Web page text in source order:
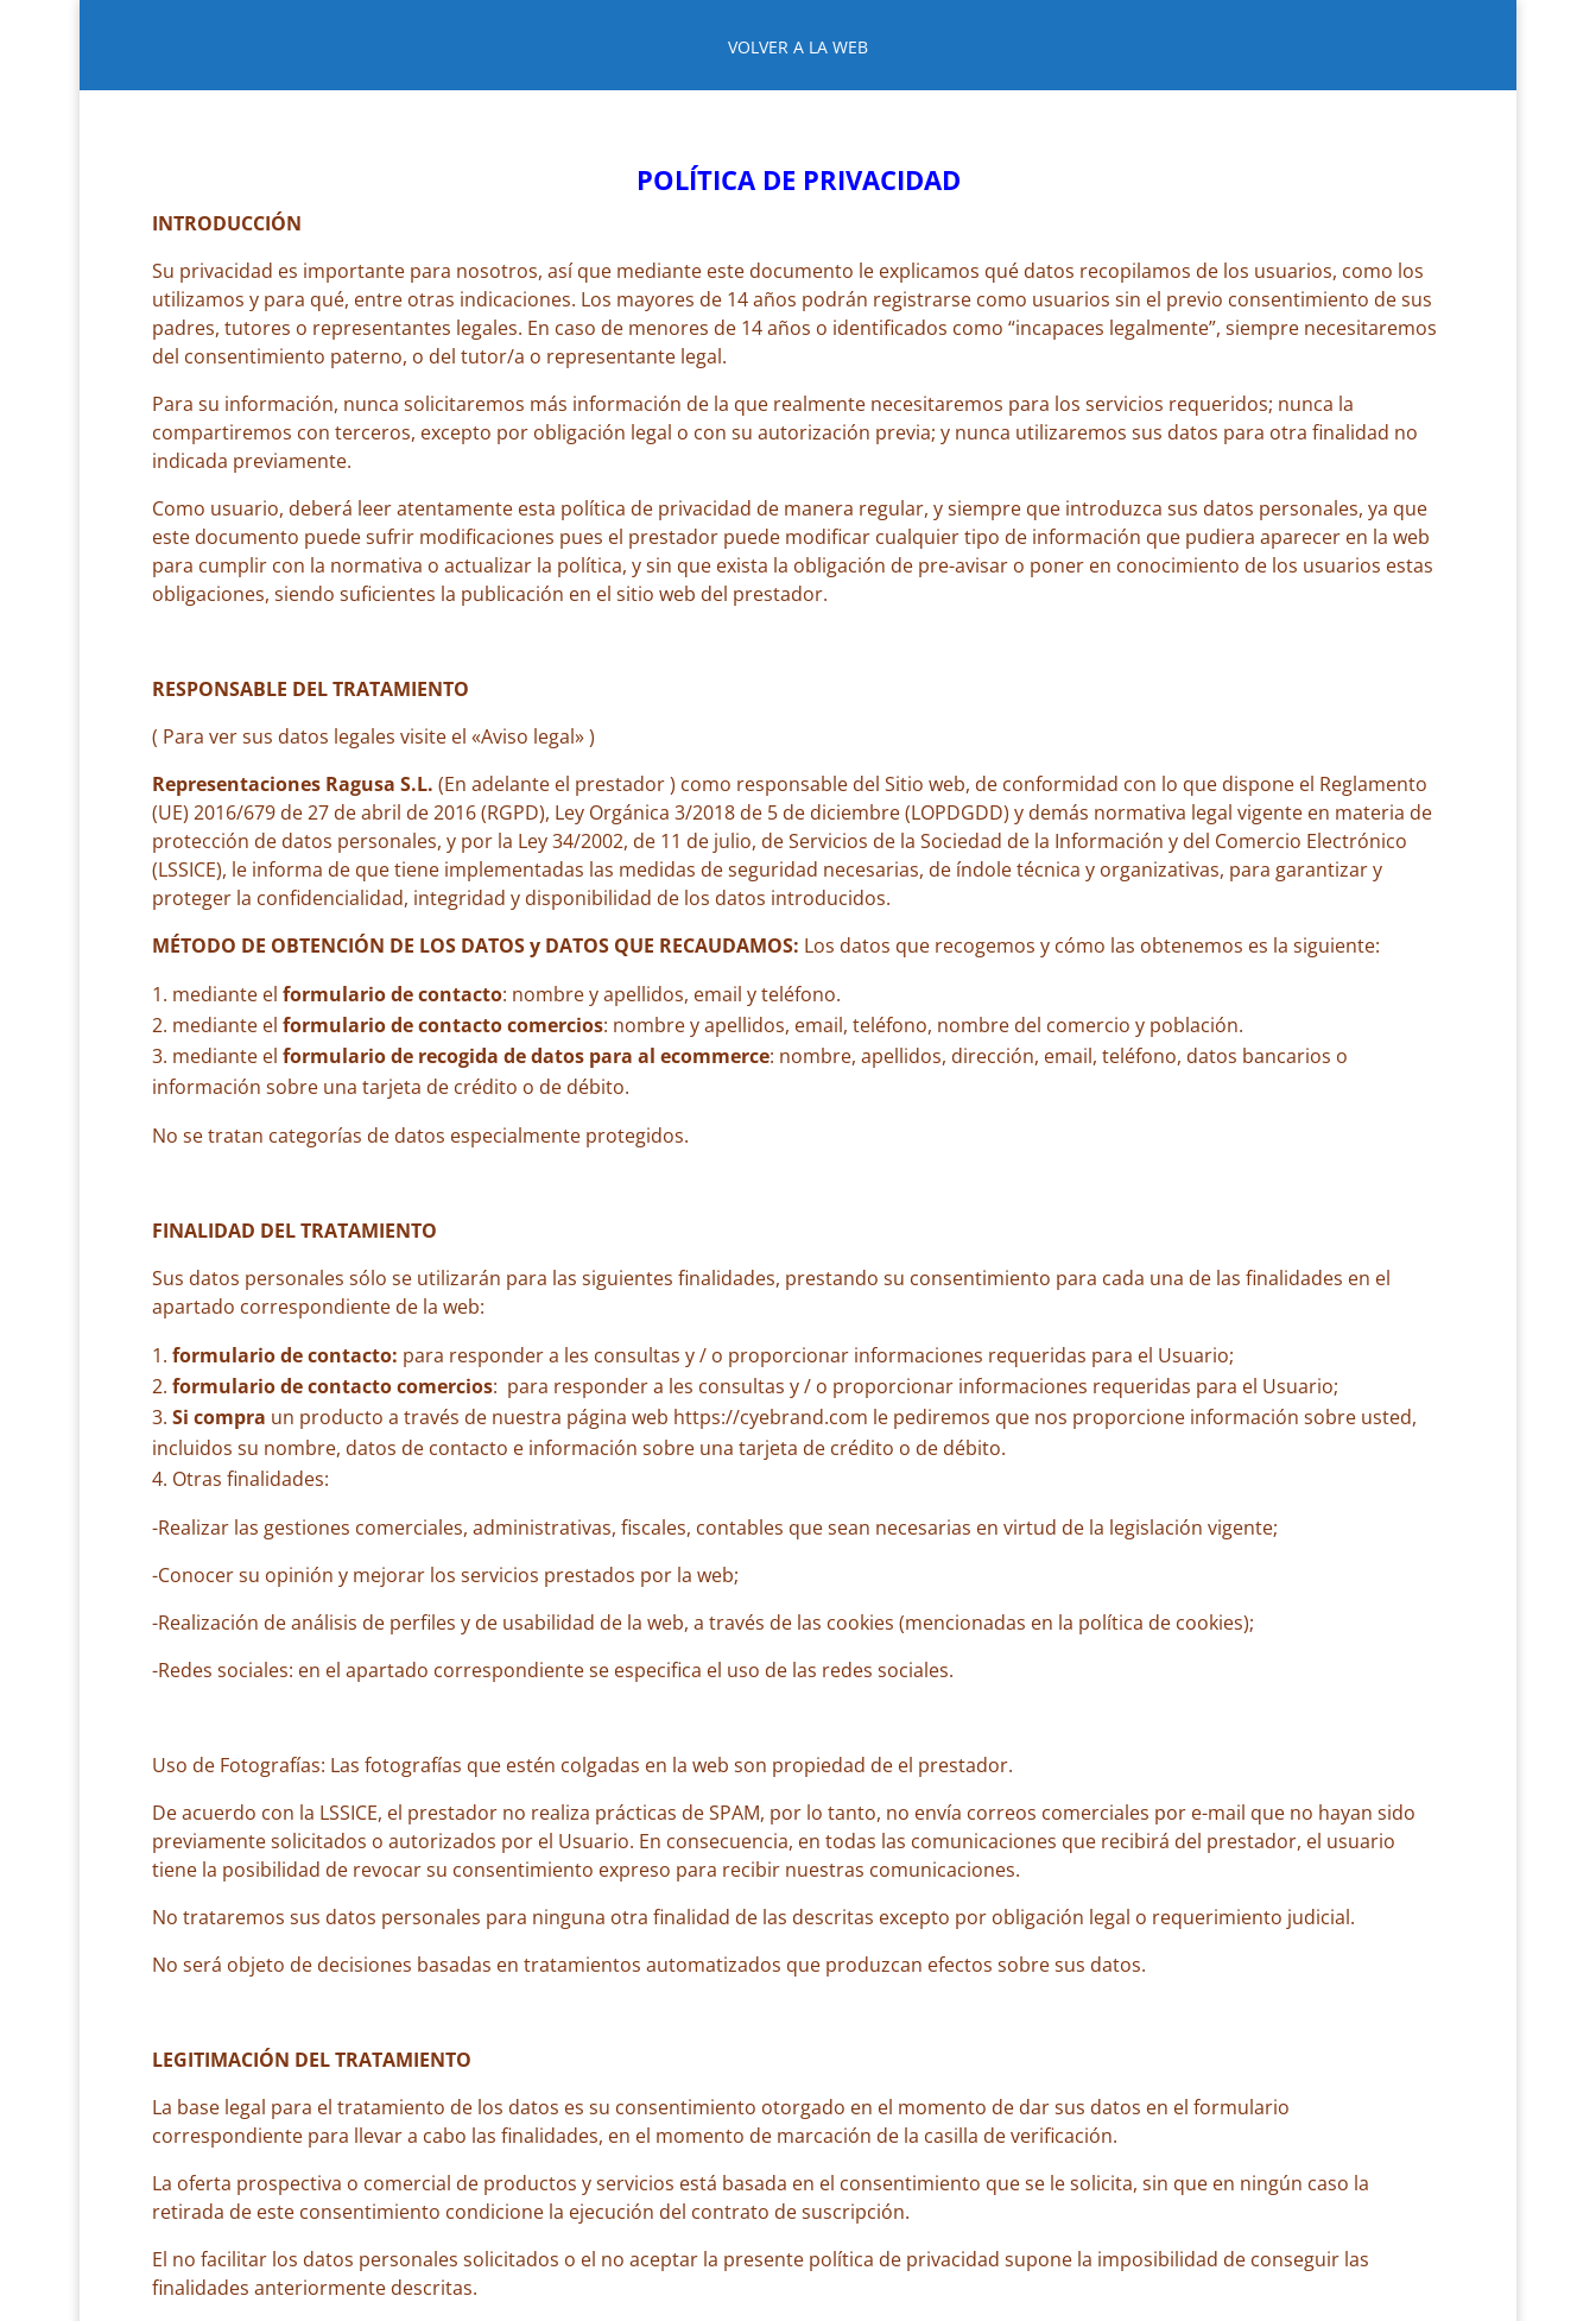
VOLVER A LA WEB
POLÍTICA DE PRIVACIDAD
INTRODUCCIÓN
Su privacidad es importante para nosotros, así que mediante este documento le explicamos qué datos recopilamos de los usuarios, como los
utilizamos y para qué, entre otras indicaciones. Los mayores de 14 años podrán registrarse como usuarios sin el previo consentimiento de sus
padres, tutores o representantes legales. En caso de menores de 14 años o identificados como “incapaces legalmente”, siempre necesitaremos
del consentimiento paterno, o del tutor/a o representante legal.
Para su información, nunca solicitaremos más información de la que realmente necesitaremos para los servicios requeridos; nunca la
compartiremos con terceros, excepto por obligación legal o con su autorización previa; y nunca utilizaremos sus datos para otra finalidad no
indicada previamente.
Como usuario, deberá leer atentamente esta política de privacidad de manera regular, y siempre que introduzca sus datos personales, ya que
este documento puede sufrir modificaciones pues el prestador puede modificar cualquier tipo de información que pudiera aparecer en la web
para cumplir con la normativa o actualizar la política, y sin que exista la obligación de pre-avisar o poner en conocimiento de los usuarios estas
obligaciones, siendo suficientes la publicación en el sitio web del prestador.
RESPONSABLE DEL TRATAMIENTO
( Para ver sus datos legales visite el «Aviso legal» )
Representaciones Ragusa S.L. (En adelante el prestador ) como responsable del Sitio web, de conformidad con lo que dispone el Reglamento
(UE) 2016/679 de 27 de abril de 2016 (RGPD), Ley Orgánica 3/2018 de 5 de diciembre (LOPDGDD) y demás normativa legal vigente en materia de
protección de datos personales, y por la Ley 34/2002, de 11 de julio, de Servicios de la Sociedad de la Información y del Comercio Electrónico
(LSSICE), le informa de que tiene implementadas las medidas de seguridad necesarias, de índole técnica y organizativas, para garantizar y
proteger la confidencialidad, integridad y disponibilidad de los datos introducidos.
MÉTODO DE OBTENCIÓN DE LOS DATOS y DATOS QUE RECAUDAMOS: Los datos que recogemos y cómo las obtenemos es la siguiente:
mediante el formulario de contacto: nombre y apellidos, email y teléfono.
mediante el formulario de contacto comercios: nombre y apellidos, email, teléfono, nombre del comercio y población.
mediante el formulario de recogida de datos para al ecommerce: nombre, apellidos, dirección, email, teléfono, datos bancarios o
información sobre una tarjeta de crédito o de débito.
No se tratan categorías de datos especialmente protegidos.
FINALIDAD DEL TRATAMIENTO
Sus datos personales sólo se utilizarán para las siguientes finalidades, prestando su consentimiento para cada una de las finalidades en el
apartado correspondiente de la web:
formulario de contacto: para responder a les consultas y / o proporcionar informaciones requeridas para el Usuario;
formulario de contacto comercios: para responder a les consultas y / o proporcionar informaciones requeridas para el Usuario;
Si compra un producto a través de nuestra página web https://cyebrand.com le pediremos que nos proporcione información sobre usted,
incluidos su nombre, datos de contacto e información sobre una tarjeta de crédito o de débito.
Otras finalidades:
-Realizar las gestiones comerciales, administrativas, fiscales, contables que sean necesarias en virtud de la legislación vigente;
-Conocer su opinión y mejorar los servicios prestados por la web;
-Realización de análisis de perfiles y de usabilidad de la web, a través de las cookies (mencionadas en la política de cookies);
-Redes sociales: en el apartado correspondiente se especifica el uso de las redes sociales.
Uso de Fotografías: Las fotografías que estén colgadas en la web son propiedad de el prestador.
De acuerdo con la LSSICE, el prestador no realiza prácticas de SPAM, por lo tanto, no envía correos comerciales por e-mail que no hayan sido
previamente solicitados o autorizados por el Usuario. En consecuencia, en todas las comunicaciones que recibirá del prestador, el usuario
tiene la posibilidad de revocar su consentimiento expreso para recibir nuestras comunicaciones.
No trataremos sus datos personales para ninguna otra finalidad de las descritas excepto por obligación legal o requerimiento judicial.
No será objeto de decisiones basadas en tratamientos automatizados que produzcan efectos sobre sus datos.
LEGITIMACIÓN DEL TRATAMIENTO
La base legal para el tratamiento de los datos es su consentimiento otorgado en el momento de dar sus datos en el formulario
correspondiente para llevar a cabo las finalidades, en el momento de marcación de la casilla de verificación.
La oferta prospectiva o comercial de productos y servicios está basada en el consentimiento que se le solicita, sin que en ningún caso la
retirada de este consentimiento condicione la ejecución del contrato de suscripción.
El no facilitar los datos personales solicitados o el no aceptar la presente política de privacidad supone la imposibilidad de conseguir las
finalidades anteriormente descritas.